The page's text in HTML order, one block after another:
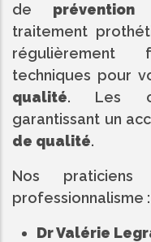
de
traitement
régulièrement
techniques pour
qualité. Les
garantissant un
de qualité.
Nos
professionnalisme :
Dr Valérie